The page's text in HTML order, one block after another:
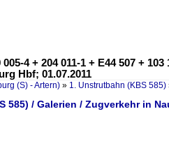
005-4 + 204 011-1 + E44 507 +
Hbf; 01.07.2011
(S) - Artern) » 1. Unstrutbahn (KBS 585)
585) / Galerien / Zugverkehr in